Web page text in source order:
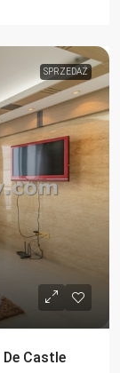
SPRZEDAŻ
Castle